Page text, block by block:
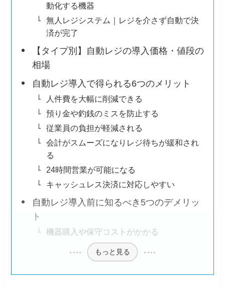
動化する機器
無人レジシステム｜レジを介さず自動で決
済が完了
【タイプ別】自動レジの導入価格・値段の
相場
自動レジ導入で得られる6つのメリット
人件費を大幅に削減できる
預り金や釣銭のミスを防止する
従業員の負担が軽減される
会計がスムーズになりレジ待ちが緩和され
る
24時間営業が可能になる
キャッシュレス決済に対応しやすい
自動レジ導入前に知るべき5つのデメリッ
ト
機器購入や保守コストがかかる
もっと見る